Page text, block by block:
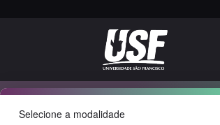
Presencial
Selecione a modalidade